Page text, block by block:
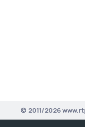
© 2011/2026